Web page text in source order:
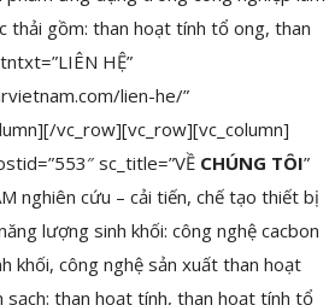
thải gồm: than hoạt tính tổ ong, than
HỆ”
lien-he/”
vc_row][vc_row][vc_column]
sc_title=”VỀ CHÚNG TÔI”
nghiên cứu – cải tiến, chế tạo thiết bị
lượng sinh khối: công nghệ cacbon
khối, công nghệ sản xuất than hoạt
sạch: than hoạt tính, than hoạt tính tổ